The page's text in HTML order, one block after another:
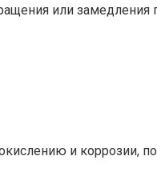
или замедления
окислению и